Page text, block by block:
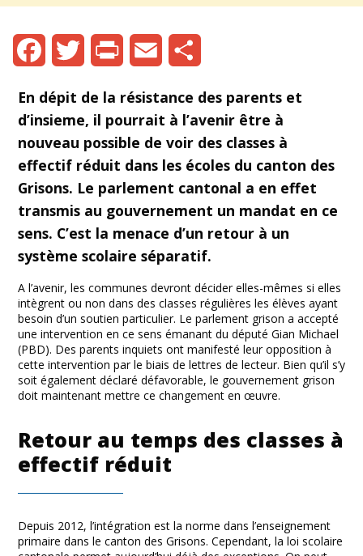
En dépit de la résistance des parents et
d’insieme, il pourrait à l’avenir être à
nouveau possible de voir des classes à
effectif réduit dans les écoles du canton des
Grisons. Le parlement cantonal a en effet
transmis au gouvernement un mandat en ce
sens. C’est la menace d’un retour à un
système scolaire séparatif.
A l’avenir, les communes devront décider elles-mêmes si elles
intègrent ou non dans des classes régulières les élèves ayant
besoin d’un soutien particulier. Le parlement grison a accepté
une intervention en ce sens émanant du député Gian Michael
(PBD). Des parents inquiets ont manifesté leur opposition à
cette intervention par le biais de lettres de lecteur. Bien qu’il s’y
soit également déclaré défavorable, le gouvernement grison
doit maintenant mettre ce changement en œuvre.
Retour au temps des classes à
effectif réduit
Depuis 2012, l’intégration est la norme dans l’enseignement
primaire dans le canton des Grisons. Cependant, la loi scolaire